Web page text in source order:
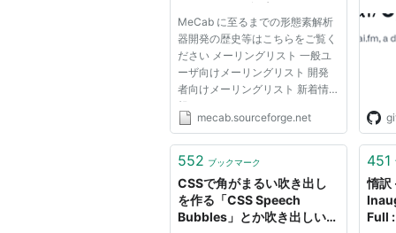
ン)
MeCab に至るまでの形態素解析
器開発の歴史等はこちらをご覧く
ださい メーリングリスト 一般ユ
ーザ向けメーリングリスト 開発
者向けメーリングリスト 新着情
報 2008-02-03 MeCab 0.97 マ
ルチスレッド環境で辞書を開くと
かったバグの修正 Windows版で
ドを指...
mecab.sourceforge.net
552 ブックマーク
CSSで角がまるい吹き出し
を作る「CSS Speech
Bubbles」とか吹き出しいろ
451
惰訳
Full